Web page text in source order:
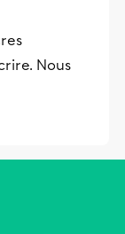
Nous